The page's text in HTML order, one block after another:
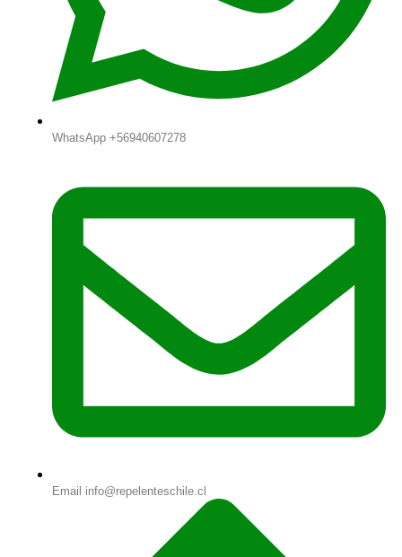
WhatsApp +56940607278
Email info@repelenteschile.cl